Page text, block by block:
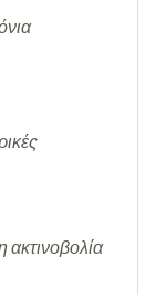
ακτινοβολία